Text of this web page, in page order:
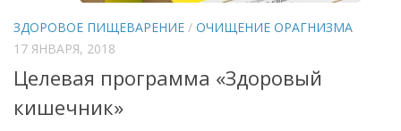
ЗДОРОВОЕ ПИЩЕВАРЕНИЕ / ОЧИЩЕНИЕ ОРАГНИЗМА
17 ЯНВАРЯ, 2018
Целевая программа «Здоровый
кишечник»